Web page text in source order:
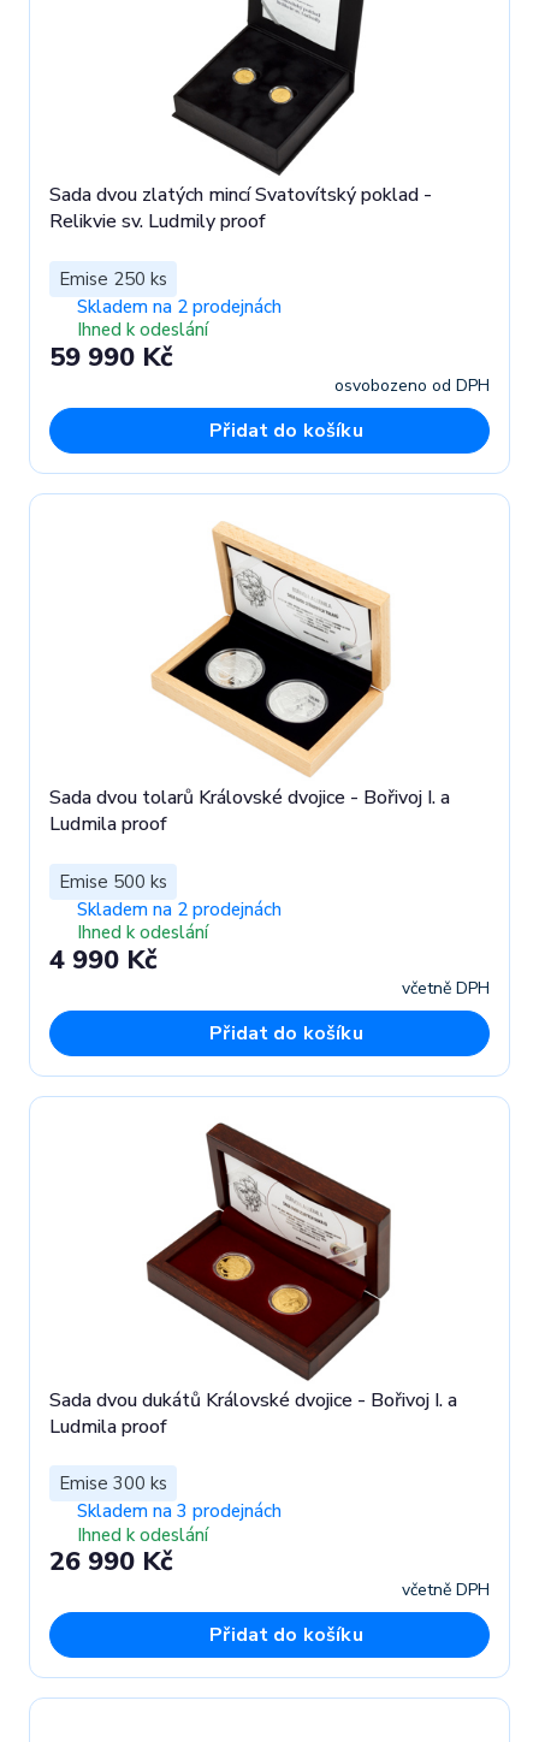
Sada dvou zlatých mincí Svatovítský poklad -
Relikvie sv. Ludmily proof
Emise 250 ks
Skladem na 2 prodejnách
Ihned k odeslání
59 990 Kč
osvobozeno od DPH
Přidat do košíku
Sada dvou tolarů Královské dvojice - Bořivoj I. a
Ludmila proof
Emise 500 ks
Skladem na 2 prodejnách
Ihned k odeslání
4 990 Kč
včetně DPH
Přidat do košíku
Sada dvou dukátů Královské dvojice - Bořivoj I. a
Ludmila proof
Emise 300 ks
Skladem na 3 prodejnách
Ihned k odeslání
26 990 Kč
včetně DPH
Přidat do košíku